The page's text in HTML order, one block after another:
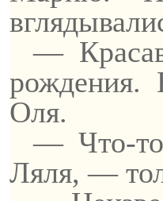
—
рождения.
Оля.
— Что-
Ляля, —